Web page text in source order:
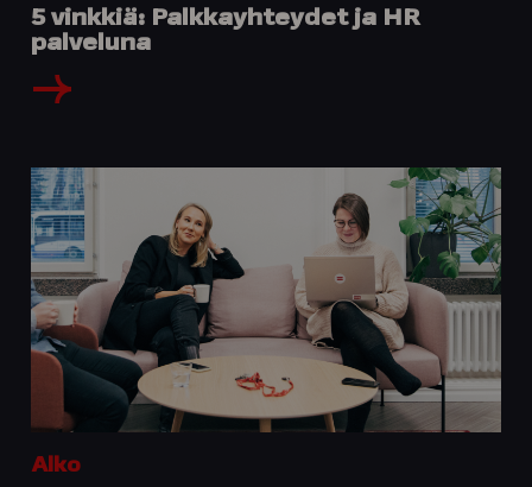
5 vinkkiä: Palkkayhteydet ja HR
palveluna
Alko